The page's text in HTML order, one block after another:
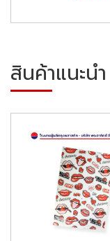
สินค้าแนะนำ